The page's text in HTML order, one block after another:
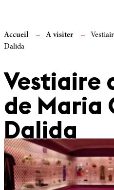
Accueil A visiter
Dalida
Vestiaire
de Maria
Dalida